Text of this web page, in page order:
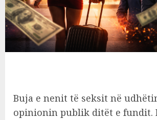
Buja e nenit të seksit në
opinionin publik ditët e fundit.